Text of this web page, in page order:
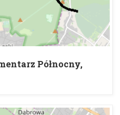
Północny,
- LASKI